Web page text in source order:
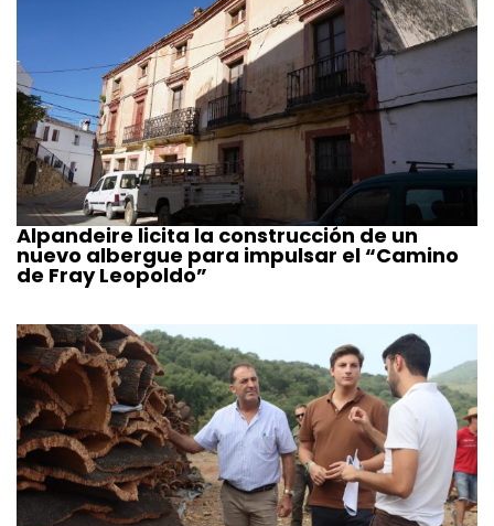
Alpandeire licita la construcción de un
nuevo albergue para impulsar el “Camino
de Fray Leopoldo”